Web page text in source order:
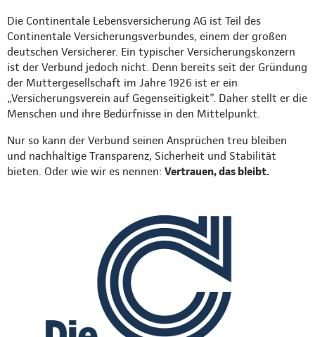
Die Continentale Lebensversicherung AG ist Teil des
Continentale Versicherungsverbundes, einem der großen
deutschen Versicherer. Ein typischer Versicherungskonzern
ist der Verbund jedoch nicht. Denn bereits seit der Gründung
der Muttergesellschaft im Jahre 1926 ist er ein
„Versicherungsverein auf Gegenseitigkeit”. Daher stellt er die
Menschen und ihre Bedürfnisse in den Mittelpunkt.
Nur so kann der Verbund seinen Ansprüchen treu bleiben
und nachhaltige Transparenz, Sicherheit und Stabilität
bieten. Oder wie wir es nennen: Vertrauen, das bleibt.